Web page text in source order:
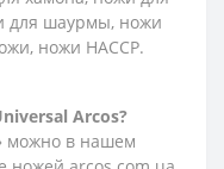
для шаурмы, ножи
ножи HACCP.
Arcos?
можно в нашем